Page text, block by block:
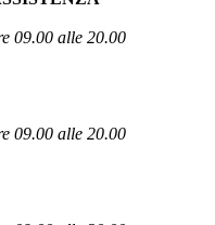
09.00 alle 20.00
09.00 alle 20.00